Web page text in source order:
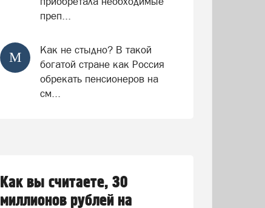
преп...
М
Как не стыдно? В такой
богатой стране как Россия
обрекать пенсионеров на
см...
Как вы считаете, 30
миллионов рублей на